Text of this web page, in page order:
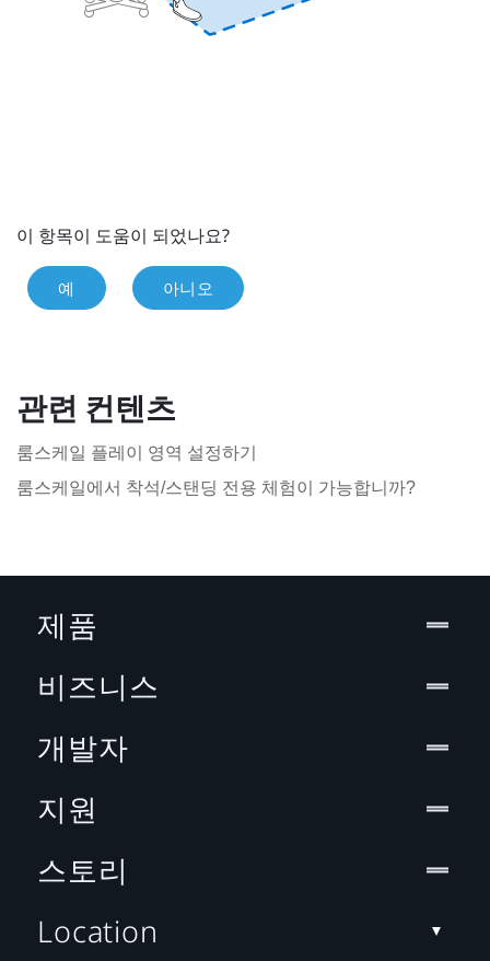
이 항목이 도움이 되었나요?
예 아니오
관련 컨텐츠
룸스케일 플레이 영역 설정하기
룸스케일에서 착석/스탠딩 전용 체험이 가능합니까?
제품
비즈니스
개발자
지원
스토리
Location